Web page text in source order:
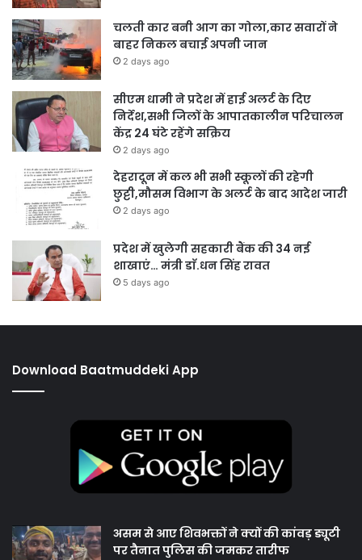
चलती कार बनी आग का गोला,कार सवारों ने
बाहर निकल बचाई अपनी जान
2 days ago
सीएम धामी ने प्रदेश में हाई अलर्ट के दिए
निर्देश,सभी जिलों के आपातकालीन परिचालन
केंद्र 24 घंटे रहेंगे सक्रिय
2 days ago
देहरादून में कल भी सभी स्कूलों की रहेगी
छुट्टी,मौसम विभाग के अलर्ट के बाद आदेश जारी
2 days ago
प्रदेश में खुलेगी सहकारी बैंक की 34 नई
शाखाएं… मंत्री डाॅ.धन सिंह रावत
5 days ago
Download Baatmuddeki App
असम से आए शिवभक्तों ने क्यों की कांवड़ ड्यूटी
पर तैनात पुलिस की जमकर तारीफ